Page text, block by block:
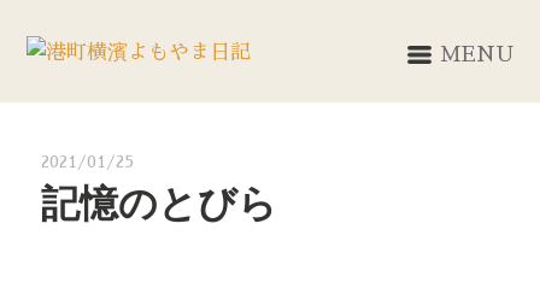
MENU
2021/01/25
記憶のとびら